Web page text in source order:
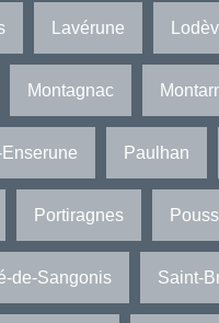
Lavérune
Montagnac
Paulhan
Portiragnes
de-Sangonis Saint-